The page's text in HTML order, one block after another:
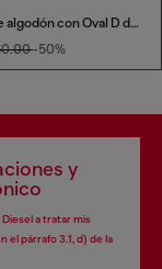
Camiseta de algodón con Oval D de denim
-50%
y
a tratar mis
el párrafo 3.1, d) de la